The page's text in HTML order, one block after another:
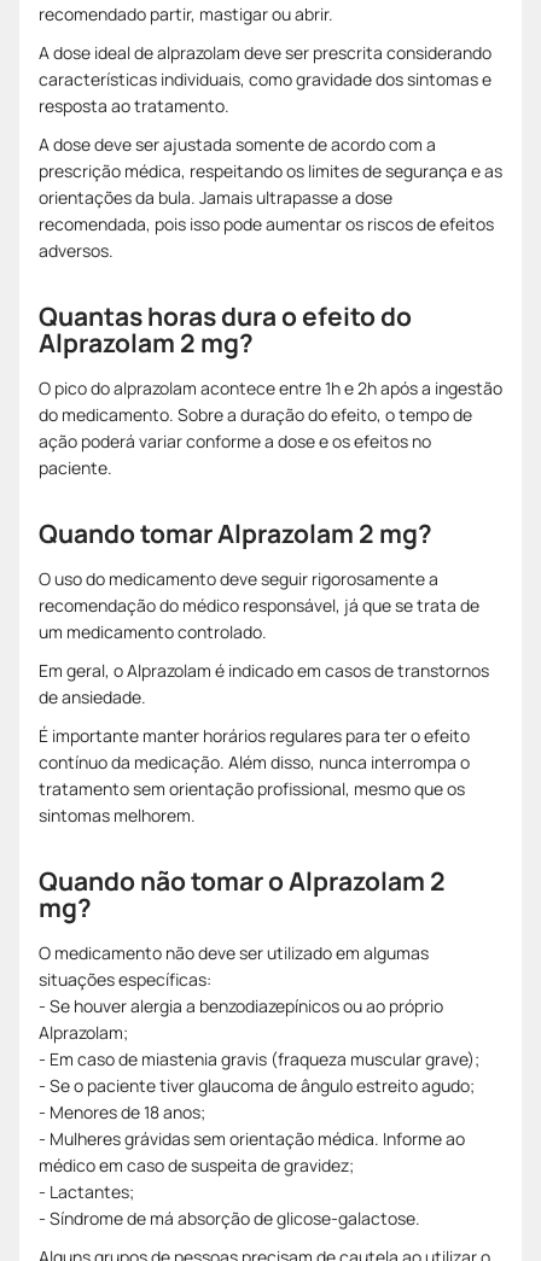
recomendado partir, mastigar ou abrir.
A dose ideal de alprazolam deve ser prescrita considerando
características individuais, como gravidade dos sintomas e
resposta ao tratamento.
A dose deve ser ajustada somente de acordo com a
prescrição médica, respeitando os limites de segurança e as
orientações da bula. Jamais ultrapasse a dose
recomendada, pois isso pode aumentar os riscos de efeitos
adversos.
Quantas horas dura o efeito do
Alprazolam 2 mg?
O pico do alprazolam acontece entre 1h e 2h após a ingestão
do medicamento. Sobre a duração do efeito, o tempo de
ação poderá variar conforme a dose e os efeitos no
paciente.
Quando tomar Alprazolam 2 mg?
O uso do medicamento deve seguir rigorosamente a
recomendação do médico responsável, já que se trata de
um medicamento controlado.
Em geral, o Alprazolam é indicado em casos de transtornos
de ansiedade.
É importante manter horários regulares para ter o efeito
contínuo da medicação. Além disso, nunca interrompa o
tratamento sem orientação profissional, mesmo que os
sintomas melhorem.
Quando não tomar o Alprazolam 2
mg?
O medicamento não deve ser utilizado em algumas
situações específicas:
- Se houver alergia a benzodiazepínicos ou ao próprio
Alprazolam;
- Em caso de miastenia gravis (fraqueza muscular grave);
- Se o paciente tiver glaucoma de ângulo estreito agudo;
- Menores de 18 anos;
- Mulheres grávidas sem orientação médica. Informe ao
médico em caso de suspeita de gravidez;
- Lactantes;
- Síndrome de má absorção de glicose-galactose.